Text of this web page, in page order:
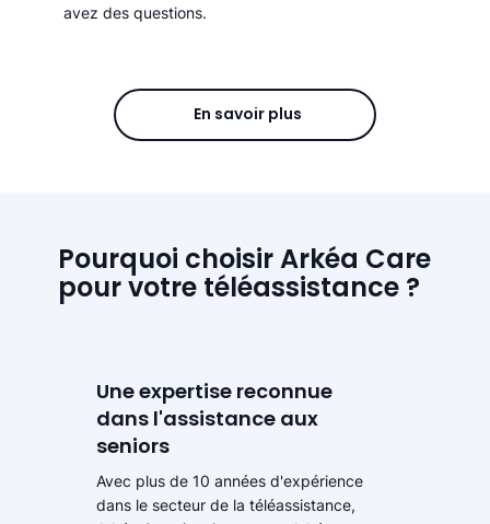
avez des questions.
En savoir plus
Pourquoi choisir Arkéa Care
pour votre téléassistance ?
Une expertise reconnue
dans l'assistance aux
seniors
Avec plus de 10 années d'expérience
dans le secteur de la téléassistance,